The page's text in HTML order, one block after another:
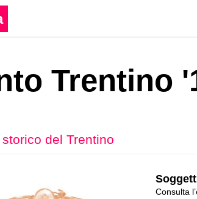
Trentino
del Trentino
Consulta